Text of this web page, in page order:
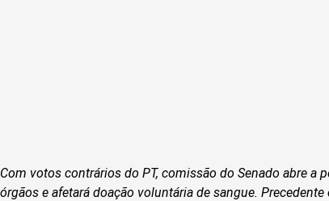
Com votos contrários do PT, comissão do Senado abre a
órgãos e afetará doação voluntária de sangue.